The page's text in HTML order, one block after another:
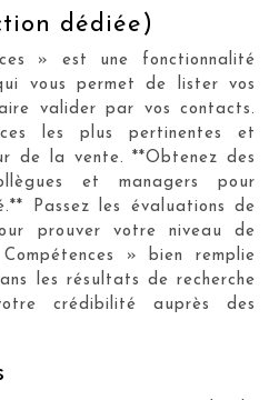
dédiée)
» est une fonctionnalité
vous permet de lister vos
valider par vos contacts.
les plus pertinentes et
de la vente. **Obtenez des
et managers pour
Passez les évaluations de
prouver votre niveau de
» bien remplie
les résultats de recherche
crédibilité auprès des